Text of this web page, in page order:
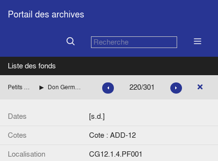
Portail des archives
Liste des fonds
Petits Fonds Don Germain Franz 220/301
Dates
[s.d.]
Cotes
Cote : ADD-12
Localisation
CG12.1.4.PF001